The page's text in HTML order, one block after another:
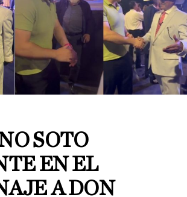
SOTO
EN EL
A DON